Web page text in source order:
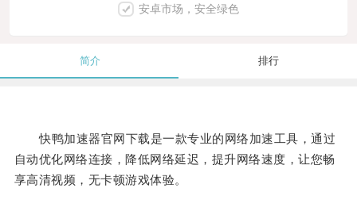
安卓市场，安全绿色
简介 排行
快鸭加速器官网下载是一款专业的网络加速工具，通过
自动优化网络连接，降低网络延迟，提升网络速度，让您畅
享高清视频，无卡顿游戏体验。